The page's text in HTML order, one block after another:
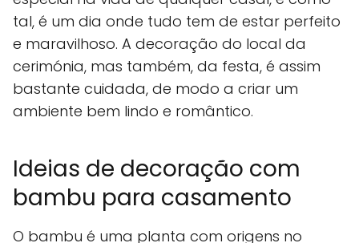
tal, é um dia onde tudo tem de estar perfeito
e maravilhoso. A decoração do local da
cerimónia, mas também, da festa, é assim
bastante cuidada, de modo a criar um
ambiente bem lindo e romântico.
Ideias de decoração com
bambu para casamento
O bambu é uma planta com origens no